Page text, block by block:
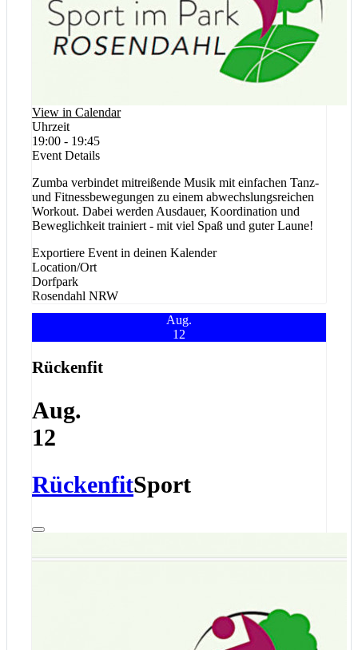
View in Calendar
Uhrzeit
19:00 - 19:45
Event Details
Zumba verbindet mitreißende Musik mit einfachen Tanz-
und Fitnessbewegungen zu einem abwechslungsreichen
Workout. Dabei werden Ausdauer, Koordination und
Beweglichkeit trainiert - mit viel Spaß und guter Laune!
Exportiere Event in deinen Kalender
Location/Ort
Dorfpark
Rosendahl NRW
Aug.
12
Rückenfit
Aug.
12
RückenfitSport